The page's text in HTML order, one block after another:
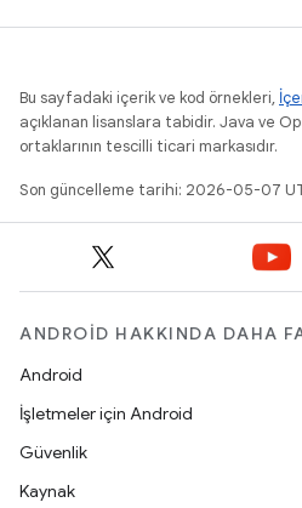
Bu sayfadaki içerik ve kod örnekleri,
açıklanan lisanslara tabidir. Java ve
ortaklarının tescilli ticari markasıdır.
Son güncelleme tarihi: 2026-05-07
ANDROID HAKKINDA DAHA
Android
İşletmeler için Android
Güvenlik
Kaynak